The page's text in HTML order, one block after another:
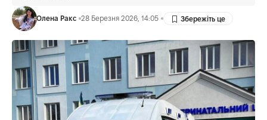
Олена Ракс 28 Березня 2026, 14:05